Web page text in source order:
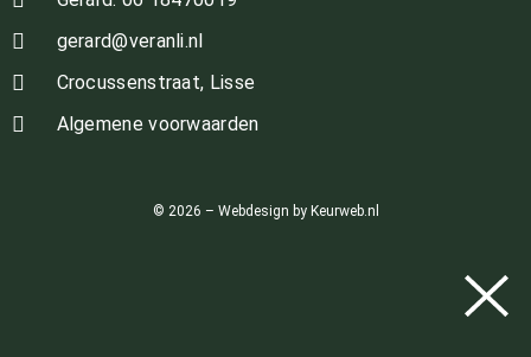
gerard@veranli.nl
Crocussenstraat, Lisse
Algemene voorwaarden
© 2026 – Webdesign by Keurweb.nl